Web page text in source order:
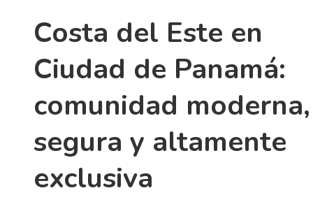
Costa del Este en
Ciudad de Panamá:
comunidad moderna,
segura y altamente
exclusiva